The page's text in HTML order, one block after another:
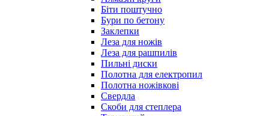
Біти поштучно
Бури по бетону
Заклепки
Леза для ножів
Леза для рашпилів
Пильні диски
Полотна для електропил
Полотна ножівкові
Свердла
Скоби для степлера